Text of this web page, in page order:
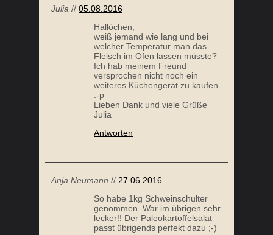
:-p
Lieben Dank und viele Grüße
Julia
Antworten
Anja Neumann//27.06.2016
So habe 1kg Schweinschulter
genommen. War im übrigen sehr
lecker!! Der Paleokartoffelsalat
passt übrigends perfekt dazu ;-)
Anja Neumann//24.06.2016
Ich benötige Hilfe…habe vor
morgen das Pulled Pork zu